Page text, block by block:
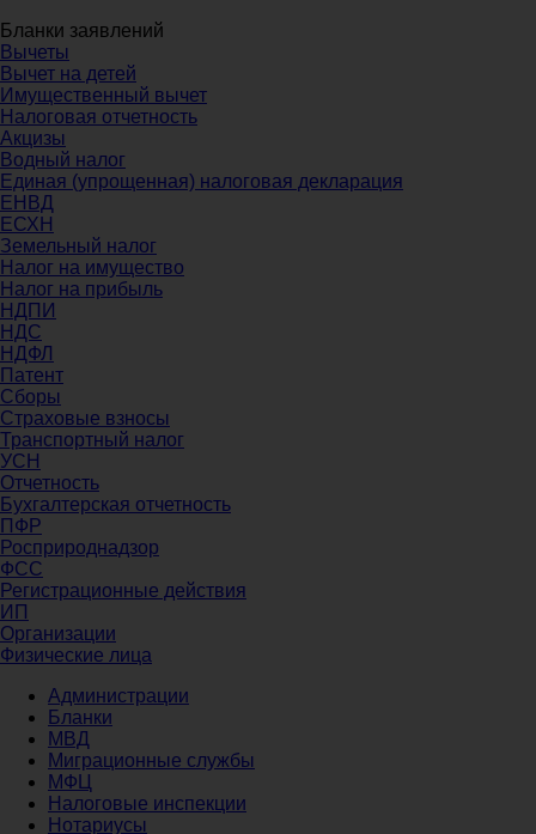
Бланки заявлений
Вычеты
Вычет на детей
Имущественный вычет
Налоговая отчетность
Акцизы
Водный налог
Единая (упрощенная) налоговая декларация
ЕНВД
ЕСХН
Земельный налог
Налог на имущество
Налог на прибыль
НДПИ
НДС
НДФЛ
Патент
Сборы
Страховые взносы
Транспортный налог
УСН
Отчетность
Бухгалтерская отчетность
ПФР
Росприроднадзор
ФСС
Регистрационные действия
ИП
Организации
Физические лица
Администрации
Бланки
МВД
Миграционные службы
МФЦ
Налоговые инспекции
Нотариусы